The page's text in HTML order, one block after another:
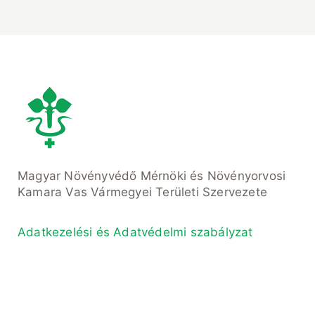
Magyar Növényvédő Mérnöki és Növényorvosi
Kamara Vas Vármegyei Területi Szervezete
Adatkezelési és Adatvédelmi szabályzat